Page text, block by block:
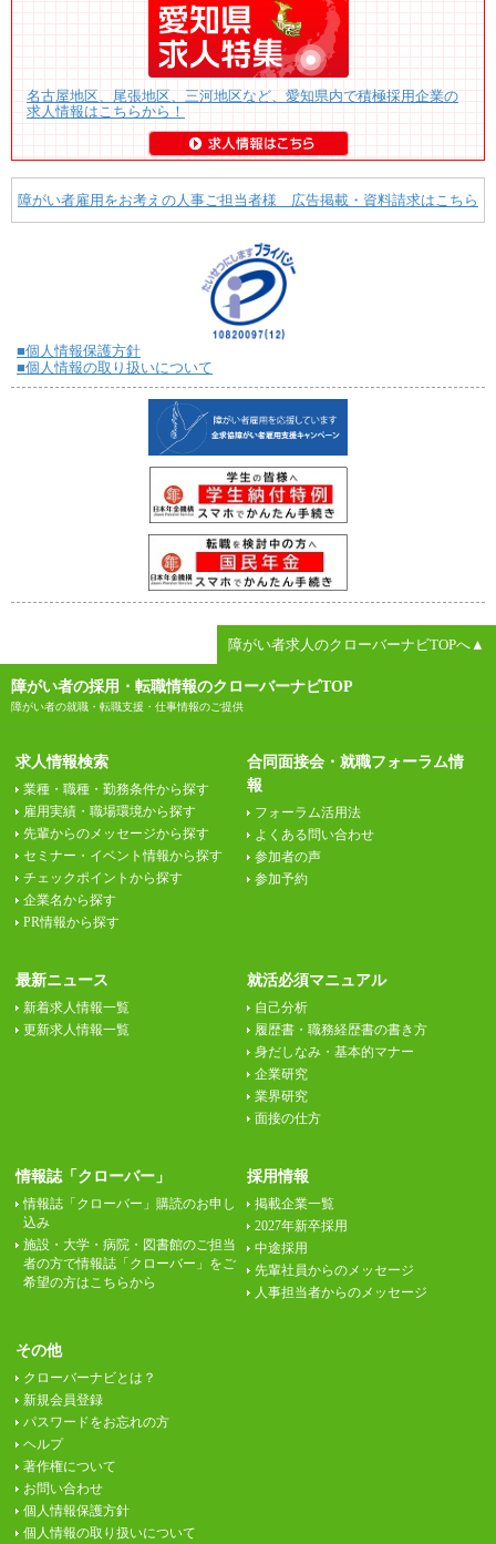
名古屋地区、尾張地区、三河地区など、愛知県内で積極採用企業の
求人情報はこちらから！
障がい者雇用をお考えの人事ご担当者様 広告掲載・資料請求はこちら
■個人情報保護方針
■個人情報の取り扱いについて
障がい者求人のクローバーナビTOPへ▲
障がい者の採用・転職情報のクローバーナビTOP
障がい者の就職・転職支援・仕事情報のご提供
求人情報検索
業種・職種・勤務条件から探す
雇用実績・職場環境から探す
先輩からのメッセージから探す
セミナー・イベント情報から探す
チェックポイントから探す
企業名から探す
PR情報から探す
合同面接会・就職フォーラム情
報
フォーラム活用法
よくある問い合わせ
参加者の声
参加予約
最新ニュース
新着求人情報一覧
更新求人情報一覧
就活必須マニュアル
自己分析
履歴書・職務経歴書の書き方
身だしなみ・基本的マナー
企業研究
業界研究
面接の仕方
情報誌「クローバー」
情報誌「クローバー」購読のお申し
込み
施設・大学・病院・図書館のご担当
者の方で情報誌「クローバー」をご
希望の方はこちらから
採用情報
掲載企業一覧
2027年新卒採用
中途採用
先輩社員からのメッセージ
人事担当者からのメッセージ
その他
クローバーナビとは？
新規会員登録
パスワードをお忘れの方
ヘルプ
著作権について
お問い合わせ
個人情報保護方針
個人情報の取り扱いについて